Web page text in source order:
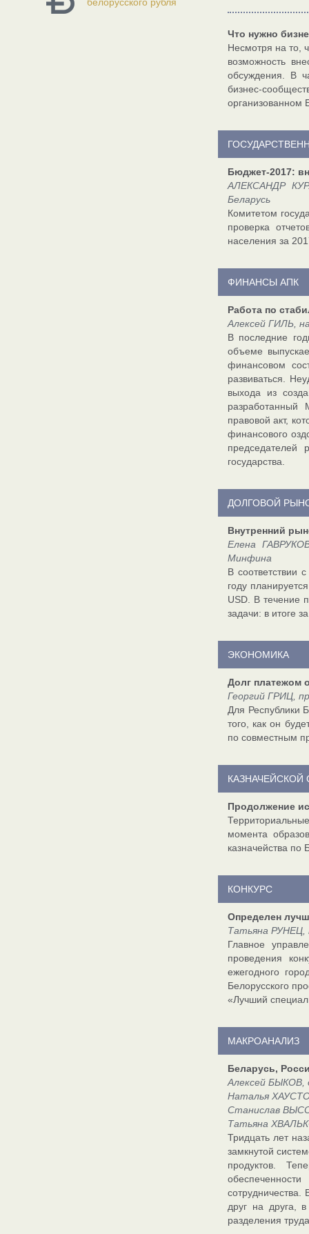
Что нужно
Несмотря на то,
возможность
обсуждения. В
бизнес-
организованном
Бюджет-2017:
АЛЕКСАНДР
Беларусь
Комитетом
проверка
населения за
ФИНАНСЫ АПК
Работа по
Алексей ГИЛЬ,
В последние
объеме
финансовом
развиваться.
выхода из
разработанный
правовой акт,
финансового
председателей
государства.
ДОЛГОВОЙ
Внутренний
Елена
Минфина
В соответствии
году
USD. В течение
задачи: в итоге
ЭКОНОМИКА
Долг платежом
Георгий ГРИЦ,
Для Республики
того, как он
по совместным
КАЗНАЧЕЙСКОЙ
Продолжение
момента
казначейства по
КОНКУРС
Определен
Татьяна РУНЕЦ,
Главное
проведения
ежегодного
Белорусского
«Лучший
МАКРОАНАЛИЗ
Беларусь,
Алексей БЫКОВ,
Наталья
Станислав
Татьяна
Тридцать лет
замкнутой
продуктов.
друг на друга,
разделения